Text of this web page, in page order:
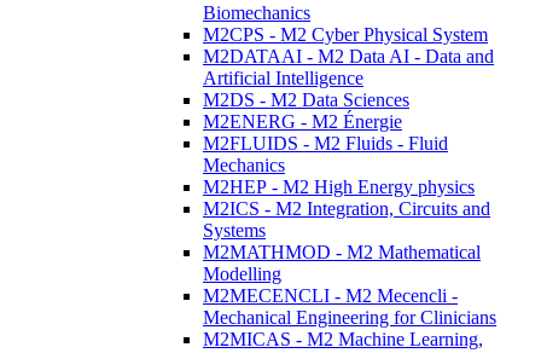
Biomechanics
M2CPS - M2 Cyber Physical System
M2DATAAI - M2 Data AI - Data and
Artificial Intelligence
M2DS - M2 Data Sciences
M2ENERG - M2 Énergie
M2FLUIDS - M2 Fluids - Fluid
Mechanics
M2HEP - M2 High Energy physics
M2ICS - M2 Integration, Circuits and
Systems
M2MATHMOD - M2 Mathematical
Modelling
M2MECENCLI - M2 Mecencli -
Mechanical Engineering for Clinicians
M2MICAS - M2 Machine Learning,